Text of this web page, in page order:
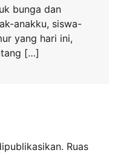
bunga dan
anakku, siswa-
yang hari ini,
[…]
Ruas